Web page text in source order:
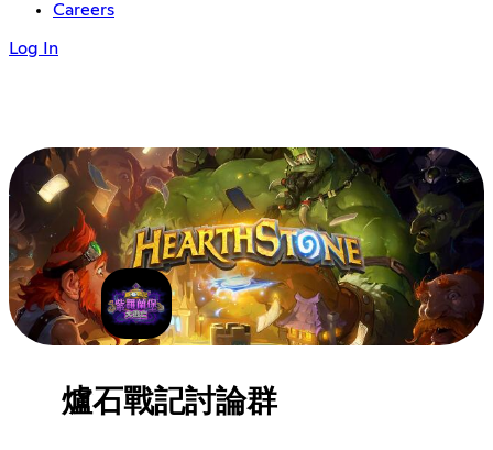
Careers
Log In
爐石戰記討論群